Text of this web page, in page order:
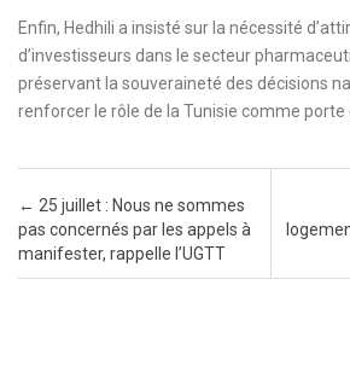
Enfin, Hedhili a insisté sur la nécessité
d’investisseurs dans le secteur
préservant la souveraineté des décisions
renforcer le rôle de la Tunisie comme porte
Post navigation
← 25 juillet : Nous ne sommes
pas concernés par les appels à
manifester, rappelle l’UGTT